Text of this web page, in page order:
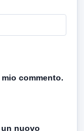
commento.
nuovo